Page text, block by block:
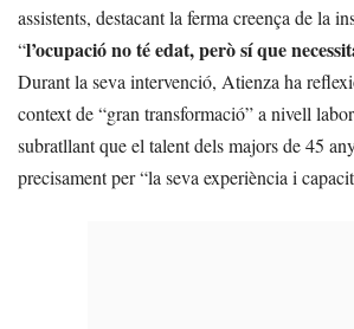
assistents, destacant la ferma creença de la
“l’ocupació no té edat, però sí que
Durant la seva intervenció, Atienza ha
context de “gran transformació” a nivell
subratllant que el talent dels majors de 45
precisament per “la seva experiència i